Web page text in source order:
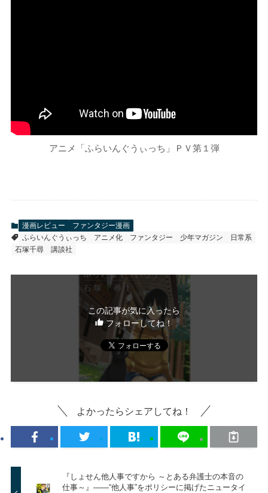
アニメ「ふらいんぐうぃっち」ＰＶ第１弾
漫画レビュー
ファンタジー漫画
ふらいんぐうぃっち
アニメ化 ファンタジー 少年マガジン
日常系
石塚千尋
講談社
この記事が気に入ったら
フォローしてね！
よかったらシェアしてね！
『しょせん他人事ですから ～とある弁護士の本音の
仕事～』――“他人事”をポリシーに掲げたニュータイ